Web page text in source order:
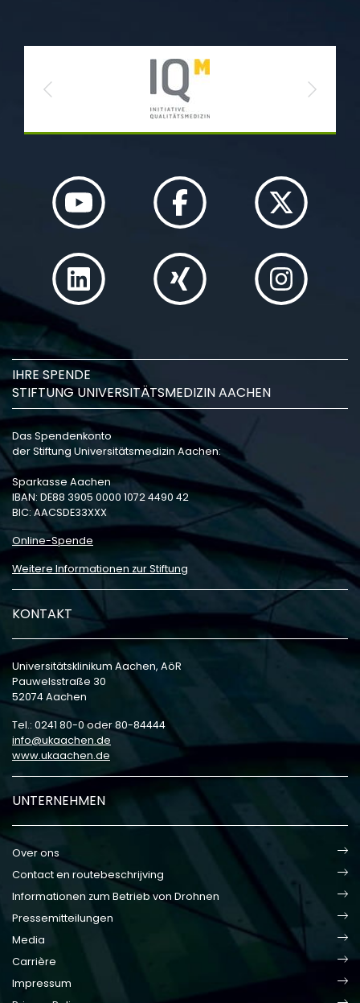
Previous Next
IHRE SPENDE
STIFTUNG UNIVERSITÄTSMEDIZIN AACHEN
Das Spendenkonto
der Stiftung Universitätsmedizin Aachen:
Sparkasse Aachen
IBAN: DE88 3905 0000 1072 4490 42
BIC: AACSDE33XXX
Online-Spende
Weitere Informationen zur Stiftung
KONTAKT
Universitätsklinikum Aachen, AöR
Pauwelsstraße 30
52074 Aachen
Tel.: 0241 80-0 oder 80-84444
info
ukaachen de
www.ukaachen.de
UNTERNEHMEN
Over ons
Contact en routebeschrijving
Informationen zum Betrieb von Drohnen
Pressemitteilungen
Media
Carrière
Impressum